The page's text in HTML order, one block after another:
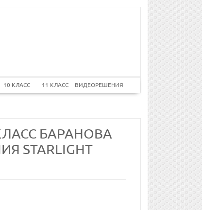
10 КЛАСС 11 КЛАСС ВИДЕОРЕШЕНИЯ
БАРАНОВА
STARLIGHT